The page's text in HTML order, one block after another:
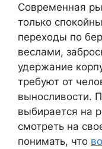
Современная
только
переходы по
веслами,
удержание
требуют от
выносливости.
выбирается на
смотреть на
понимать, что